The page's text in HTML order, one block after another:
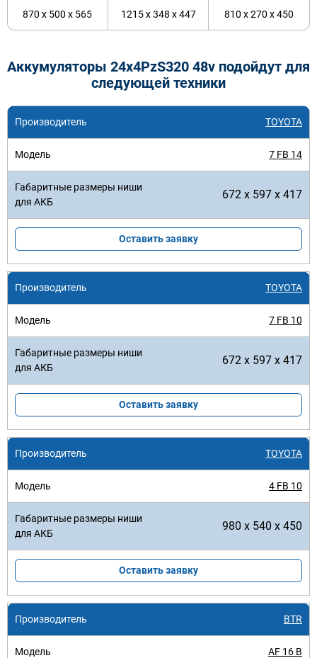
870 x 500 x 565 1215 x 348 x 447 810 x 270 x 450
Аккумуляторы 24x4PzS320 48v подойдут для
следующей техники
TOYOTA
7 FB 14
672 x 597 x 417
Оставить заявку
TOYOTA
7 FB 10
672 x 597 x 417
Оставить заявку
TOYOTA
4 FB 10
980 x 540 x 450
Оставить заявку
BTR
AF 16 B